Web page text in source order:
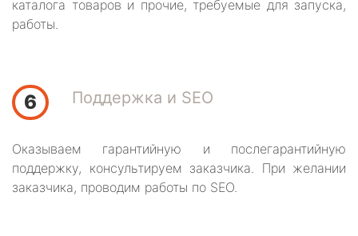
каталога товаров и прочие, требуемые для запуска,
работы.
6 Поддержка и SEO
Оказываем гарантийную и послегарантийную
поддержку, консультируем заказчика. При желании
заказчика, проводим работы по SEO.